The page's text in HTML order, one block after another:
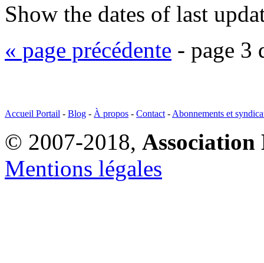
Show the dates of last
« page précédente - page 3
Accueil Portail - Blog - À propos - Contact - Abonnements et
© 2007-2018, Association
Mentions légales